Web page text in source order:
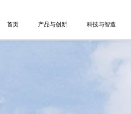
首页 产品与创新 科技与智造